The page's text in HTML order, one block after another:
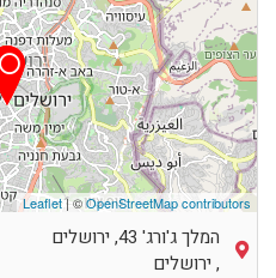
Leaflet| ©OpenStreetMap contributors
המלך ג'ורג' 43, ירושלים
, ירושלים